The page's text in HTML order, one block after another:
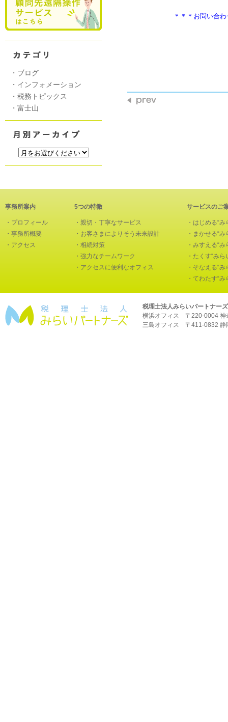
・ ブログ
・ インフォメーション
・ 税務トピックス
・ 富士山
＊＊＊お問い合わせは　
事務所案内
・ プロフィール
・ 事務所概要
・ アクセス
5つの特徴
・ 親切・丁寧なサービス
・ お客さまによりそう未来設計
・ 相続対策
・ 強力なチームワーク
・ アクセスに便利なオフィス
サービスのご
・ はじめる“み
・ まかせる“み
・ みすえる“み
・ たくす“みら
・ そなえる“み
・ てわたす“み
税理士法人みらいパートナーズ
横浜オフィス 〒220-0004
三島オフィス 〒411-0832